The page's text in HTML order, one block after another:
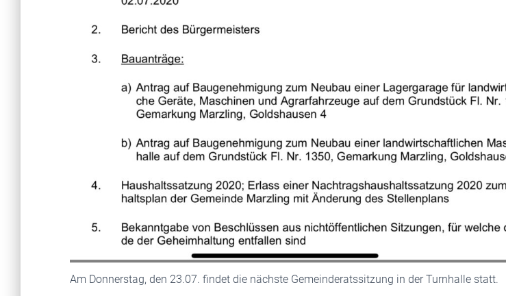
Am Donnerstag, den 23.07. findet die nächste Gemeinderatssitzung in der Turnhalle statt.